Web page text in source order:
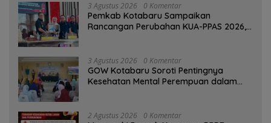
3 Agustus 2026 0 Komentar
Pemkab Kotabaru Sampaikan
Rancangan Perubahan KUA-PPAS 2026,
3 Agustus 2026 0 Komentar
GOW Kotabaru Soroti Pentingnya
Kesehatan Mental Perempuan dalam
2 Agustus 2026 0 Komentar